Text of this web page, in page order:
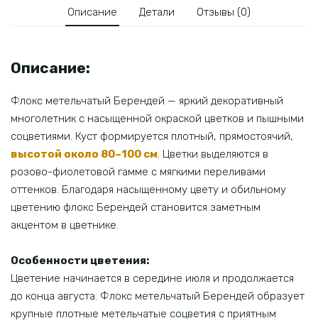
Описание Детали Отзывы (0)
Описание:
Флокс метельчатый Берендей — яркий декоративный
многолетник с насыщенной окраской цветков и пышными
соцветиями. Куст формируется плотный, прямостоячий,
высотой около 80–100 см. Цветки выделяются в
розово-фиолетовой гамме с мягкими переливами
оттенков. Благодаря насыщенному цвету и обильному
цветению флокс Берендей становится заметным
акцентом в цветнике.
Особенности цветения:
Цветение начинается в середине июля и продолжается
до конца августа. Флокс метельчатый Берендей образует
крупные плотные метельчатые соцветия с приятным